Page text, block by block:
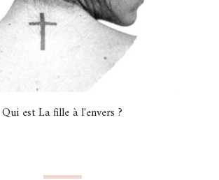
Qui est La fille à l'envers ?